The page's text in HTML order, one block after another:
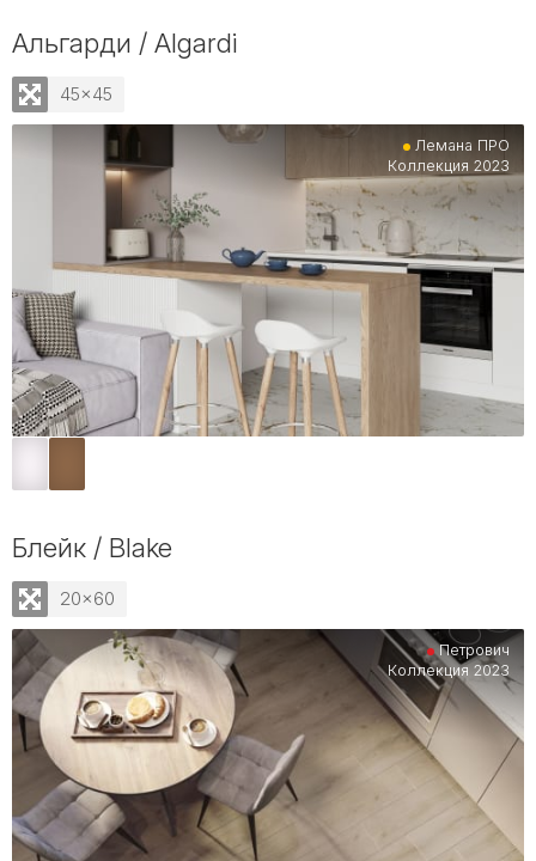
Альгарди / Algardi
45x45
Лемана ПРО
Коллекция 2023
Блейк / Blake
20x60
Петрович
Коллекция 2023